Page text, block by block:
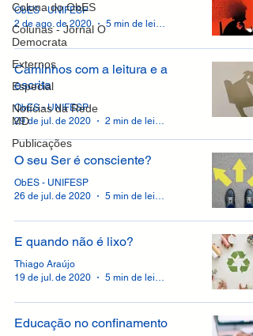
Coluna do ObES
Colunas - Jornal O
Democrata
Externos
Especial
Notícias da Rede
MD
Publicações
ObES - UNIFESP
2 de ago. de 2020
Caminhos com a leitura e a
escrita
ObES - UNIFESP
29 de jul. de 2020
O seu Ser é consciente?
ObES - UNIFESP
26 de jul. de 2020
E quando não é lixo?
Thiago Araújo
19 de jul. de 2020
Educação no confinamento